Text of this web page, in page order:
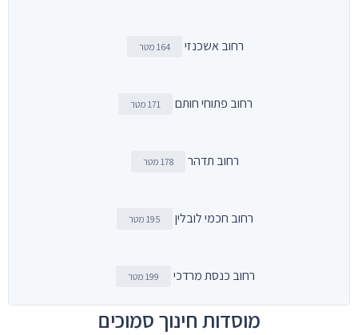
רחוב אשכנזי 164 מטר
רחוב פתוחי חותם 171 מטר
רחוב תדהר 178 מטר
רחוב חכמי לובלין 195 מטר
רחוב כנסת מרדכי 199 מטר
מוסדות חינוך סמוכים